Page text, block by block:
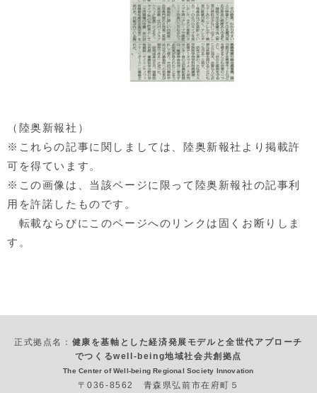
（陸奥新報社）
※これらの記事に関しましては、陸奥新報社より掲載許
可を得ています。
※この画像は、当該ページに限って陸奥新報社の記事利
用を許諾したものです。
転載ならびにこのページへのリンクは固くお断りしま
す。
正式拠点名： 健康を基軸とした経済発展モデルと全世代アプローチ
でつくるwell-being地域社会共創拠点
The Center of Well-being Regional Society Innovation
〒036-8562 青森県弘前市在府町５